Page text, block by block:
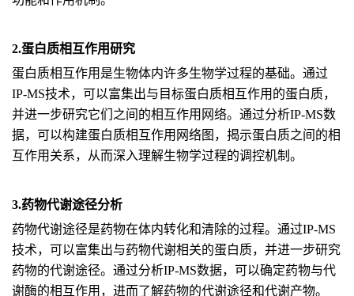
2.蛋白质相互作用研究
蛋白质相互作用是生物体内许多生物学过程的基础。通过
IP-MS技术，可以富集出与目标蛋白质相互作用的蛋白质，
并进一步研究它们之间的相互作用网络。通过分析IP-MS数
据，可以构建蛋白质相互作用网络图，揭示蛋白质之间的相
互作用关系，从而深入理解生物学过程的调控机制。
3.药物代谢途径分析
药物代谢途径是药物在体内转化和清除的过程。通过IP-MS
技术，可以富集出与药物代谢相关的蛋白质，并进一步研究
药物的代谢途径。通过分析IP-MS数据，可以确定药物与代
谢酶的相互作用，进而了解药物的代谢途径和代谢产物。